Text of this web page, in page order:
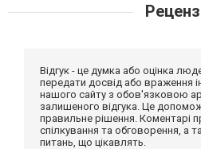
Відгук - це думка або оцінка
передати досвід або враження
нашого сайту з обов'язковою
залишеного відгука. Це
правильне рішення. Коментарі
спілкування та обговорення, а
питань, що цікавлять.